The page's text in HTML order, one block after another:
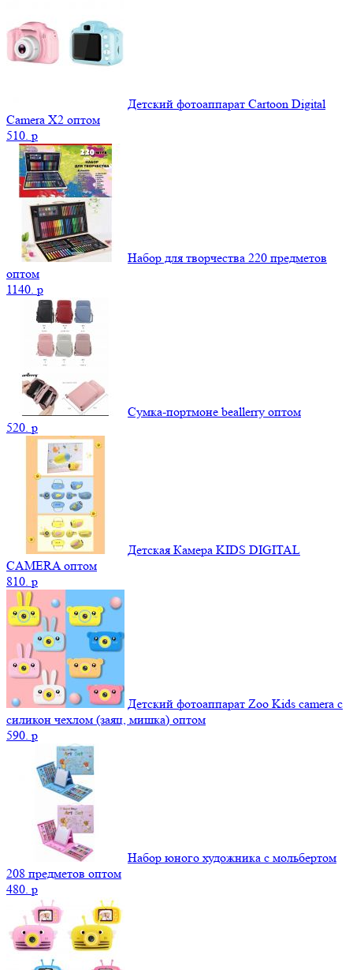
Детский фотоаппарат Cartoon Digital
Camera X2 оптом
510. p
Набор для творчества 220 предметов
оптом
1140. p
Сумка-портмоне beallerry оптом
520. p
Детская Камера KIDS DIGITAL
CAMERA оптом
810. p
Детский фотоаппарат Zoo Kids camera c
силикон чехлом (заяц, мишка) оптом
590. p
Набор юного художника с мольбертом
208 предметов оптом
480. p